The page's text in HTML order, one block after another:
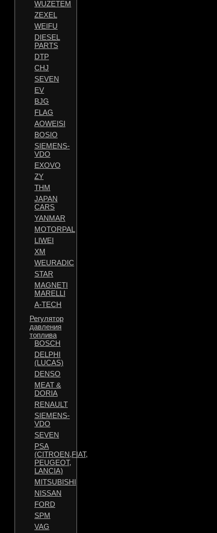
WUZETEM
ZEXEL
WEIFU
DIESEL
PARTS
DTP
CHJ
SEVEN
EV
BJG
FLAG
AOWEISI
BOSIO
SIEMENS-
VDO
EXOVO
ZY
THM
JAPAN
CARS
YANMAR
MOTORPAL
LIWEI
XM
WEURADIC
STAR
MAGNETI
MARELLI
A-TECH
Регулятор
давления
топлива
BOSCH
DELPHI
(LUCAS)
DENSO
MEAT &
DORIA
RENAULT
SIEMENS-
VDO
SEVEN
PSA
(CITROEN,FIAT,
PEUGEOT,
LANCIA)
MITSUBISHI
NISSAN
FORD
SPM
VAG